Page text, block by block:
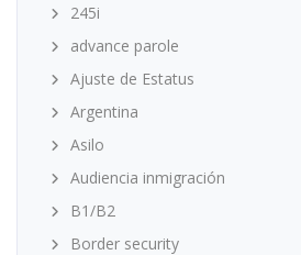
245i
advance parole
Ajuste de Estatus
Argentina
Asilo
Audiencia inmigración
B1/B2
Border security